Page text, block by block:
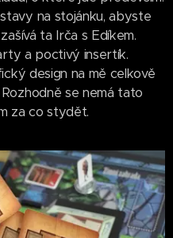
na stojánku, abyste
ta Irča s Edíkem.
a poctivý insertík.
design na mě celkově
se nemá tato
za co stydět.